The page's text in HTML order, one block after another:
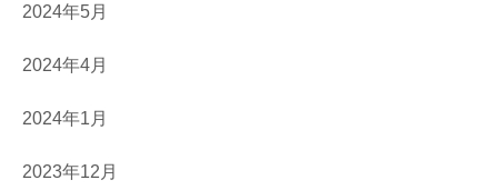
2024年5月
2024年4月
2024年1月
2023年12月